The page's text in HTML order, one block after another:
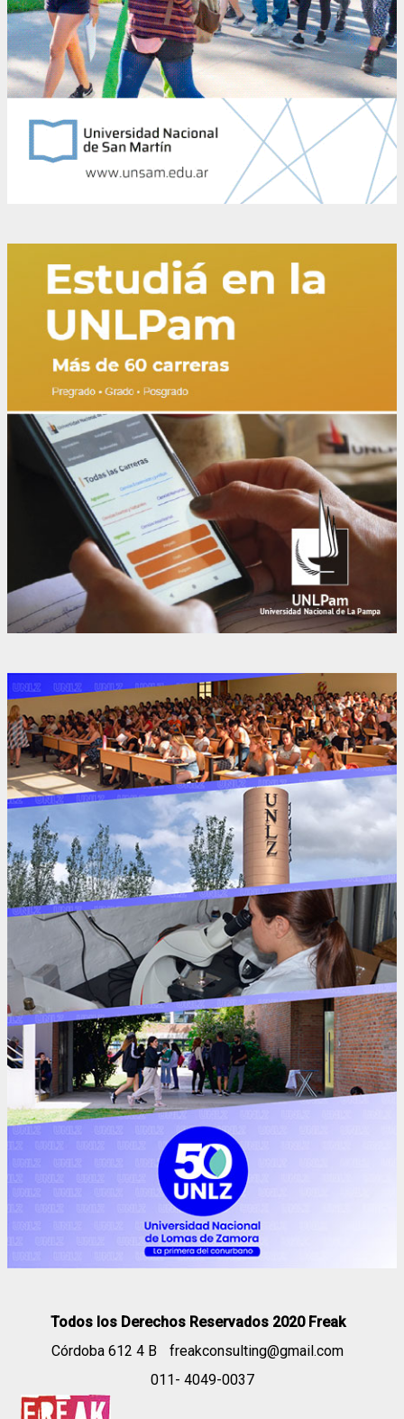
Todos los Derechos Reservados 2020 Freak
Córdoba 612 4 B
freakconsulting@gmail.com
011- 4049-0037